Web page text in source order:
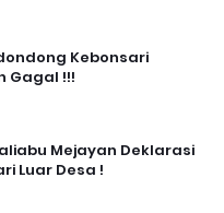
Kebonsari
Gagal !!!
Mejayan Deklarasi
Luar Desa !